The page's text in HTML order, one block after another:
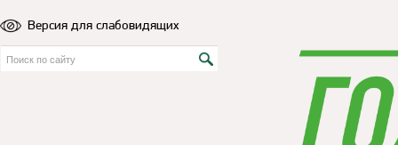
Версия для слабовидящих